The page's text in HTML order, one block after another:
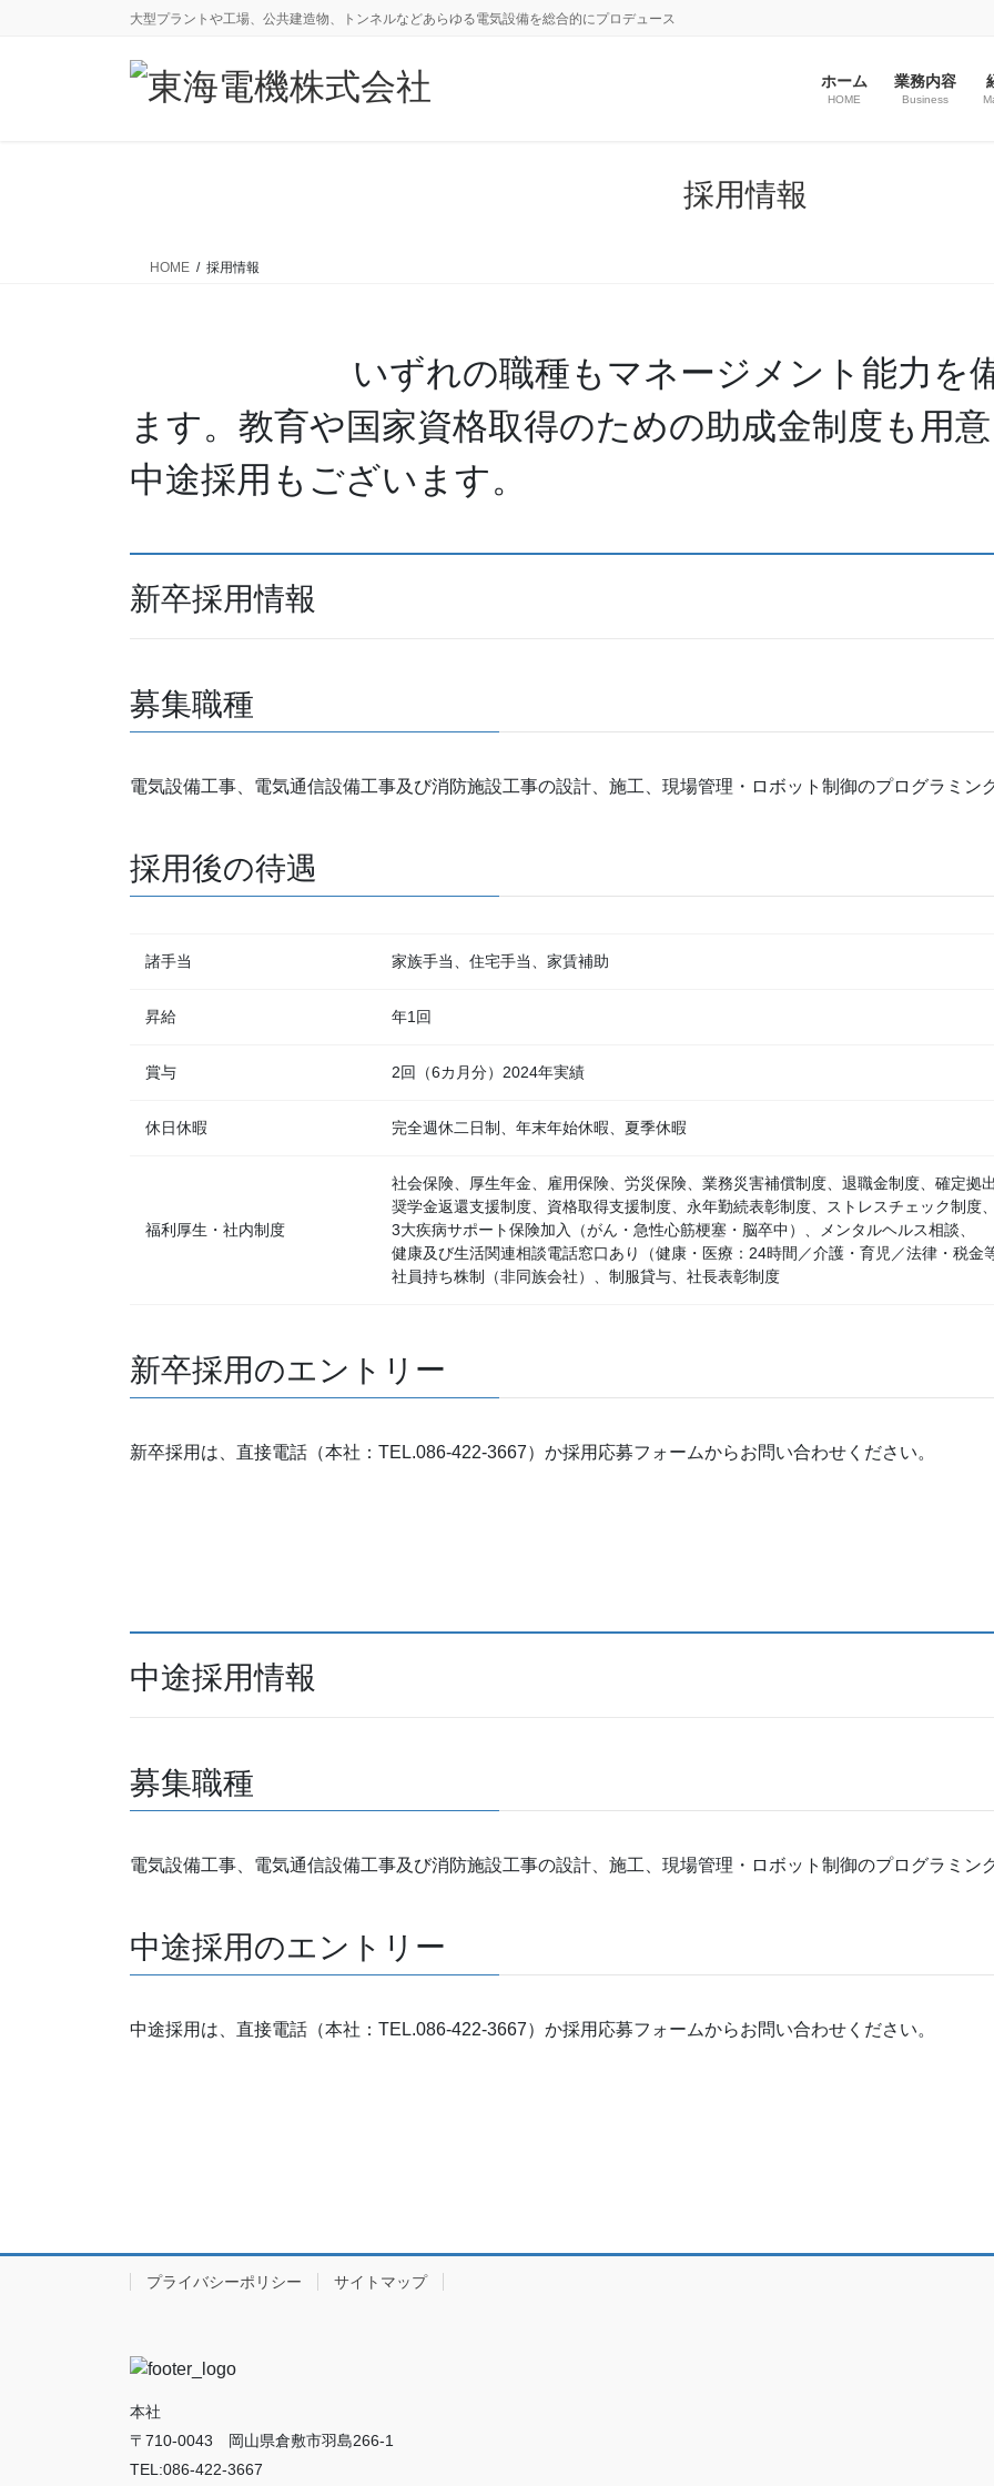
大型プラントや工場、公共建造物、トンネルなどあらゆる電気設備を総合的にプロデュース
ホーム
HOME
業務内容
Business
採用情報
HOME 採用情報
いずれの職種もマネージメント能力を
ます。教育や国家資格取得のための助成金制度も用意
中途採用もございます。
新卒採用情報
募集職種
電気設備工事、電気通信設備工事及び消防施設工事の設計、施工、現場管理・ロボット制御のプログラミン
採用後の待遇
諸手当 家族手当、住宅手当、家賃補助
昇給 年1回
賞与 2回（6カ月分）2024年実績
休日休暇 完全週休二日制、年末年始休暇、夏季休暇
福利厚生・社内制度
社会保険、厚生年金、雇用保険、労災保険、業務災害補償制度、退職金制度、確定拠出
奨学金返還支援制度、資格取得支援制度、永年勤続表彰制度、ストレスチェック制度、
3大疾病サポート保険加入（がん・急性心筋梗塞・脳卒中）、メンタルヘルス相談、
健康及び生活関連相談電話窓口あり（健康・医療：24時間／介護・育児／法律・税金等
社員持ち株制（非同族会社）、制服貸与、社長表彰制度
新卒採用のエントリー
新卒採用は、直接電話（本社：TEL.086-422-3667）か採用応募フォームからお問い合わせください。
中途採用情報
募集職種
電気設備工事、電気通信設備工事及び消防施設工事の設計、施工、現場管理・ロボット制御のプログラミン
中途採用のエントリー
中途採用は、直接電話（本社：TEL.086-422-3667）か採用応募フォームからお問い合わせください。
プライバシーポリシー サイトマップ
本社
〒710-0043 岡山県倉敷市羽島266-1
TEL:086-422-3667